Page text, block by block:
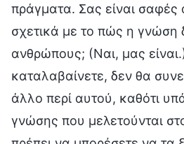
πράγματα. Σας είναι σαφές
σχετικά με το πώς η γνώση
ανθρώπους; (Ναι, μας
καταλαβαίνετε, δεν θα
άλλο περί αυτού, καθότι
γνώσης που μελετούνται